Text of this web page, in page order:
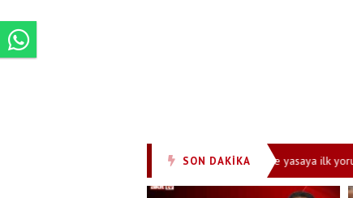
SON DAKİKA
Bakan Akın Gürlek’ten çerçeve yasaya ilk yorum!